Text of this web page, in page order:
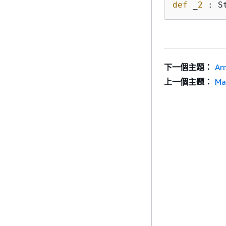
def 2 :
下一個主題：
上一個主題：